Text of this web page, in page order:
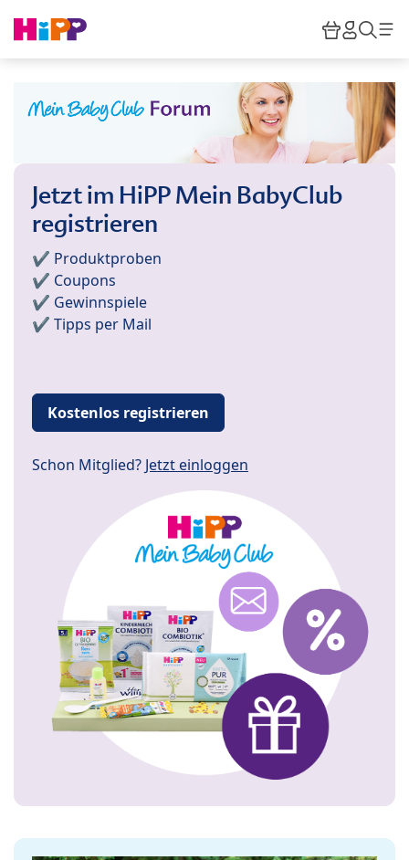
HiPP
Jetzt im HiPP Mein BabyClub
registrieren
✔️ Produktproben
✔️ Coupons
✔️ Gewinnspiele
✔️ Tipps per Mail
Kostenlos registrieren
Schon Mitglied? Jetzt einloggen